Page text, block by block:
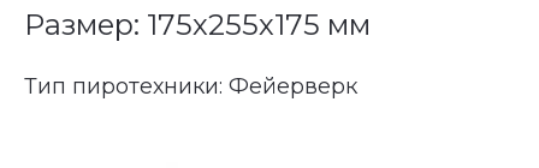
Размер: 175х255х175 мм
Тип пиротехники: Фейерверк